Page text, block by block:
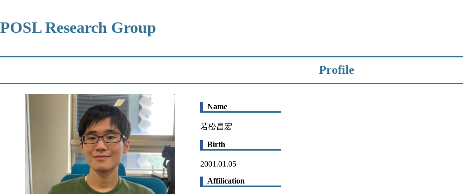
POSL Research Group
Profile
Name
若松昌宏
Birth
2001.01.05
Affilication